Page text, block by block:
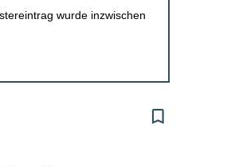
wurde inzwischen